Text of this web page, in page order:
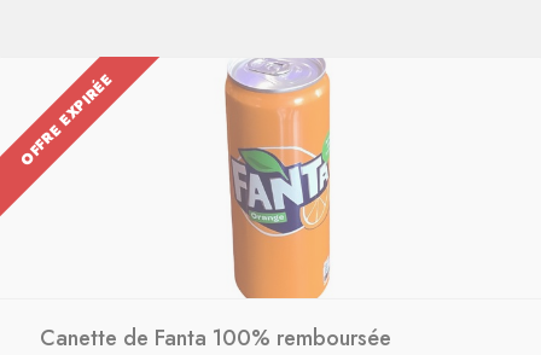
OFFRE EXPIRÉE
Canette de Fanta 100% remboursée